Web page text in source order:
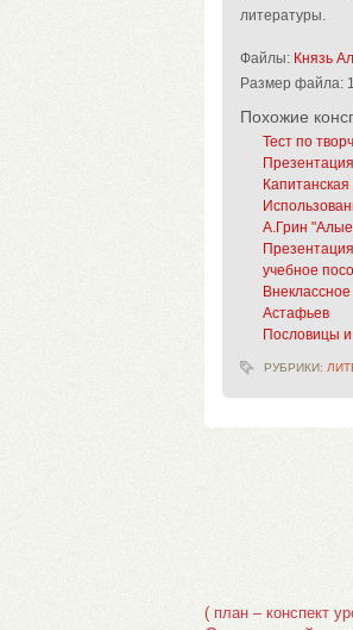
литературы.
Файлы: Князь
Размер файла:
Похожие
Тест по
А.Грин
учебное
Астафьев
Пословицы
РУБРИКИ:
( план – конспект